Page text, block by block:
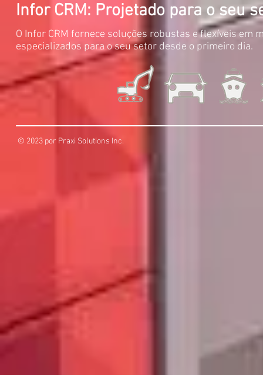
Infor CRM: Projetado para o seu
O Infor CRM fornece soluções robustas e flexíveis em
especializados para o seu setor desde o primeiro dia.
© 2023 por Praxi Solutions Inc.